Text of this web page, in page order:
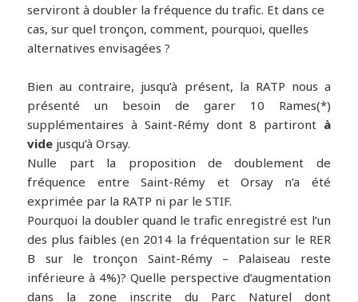
serviront à doubler la fréquence du trafic. Et dans ce
cas, sur quel tronçon, comment, pourquoi, quelles
alternatives envisagées ?
Bien au contraire, jusqu’à présent, la RATP nous a
présenté un besoin de garer 10 Rames(*)
supplémentaires à Saint-Rémy dont 8 partiront à
vide jusqu’à Orsay.
Nulle part la proposition de doublement de
fréquence entre Saint-Rémy et Orsay n’a été
exprimée par la RATP ni par le STIF.
Pourquoi la doubler quand le trafic enregistré est l’un
des plus faibles (en 2014 la fréquentation sur le RER
B sur le tronçon Saint-Rémy – Palaiseau reste
inférieure à 4%)? Quelle perspective d’augmentation
dans la zone inscrite du Parc Naturel dont